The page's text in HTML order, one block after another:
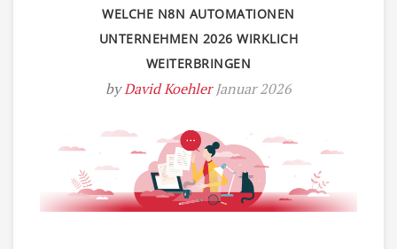
WELCHE N8N AUTOMATIONEN
UNTERNEHMEN 2026 WIRKLICH
WEITERBRINGEN
byDavid Koehler Januar 2026